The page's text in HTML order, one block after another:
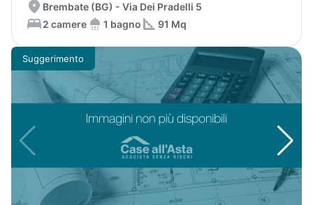
Brembate (BG) - Via Dei Pradelli 5
2 camere
1 bagno 91 Mq
Suggerimento